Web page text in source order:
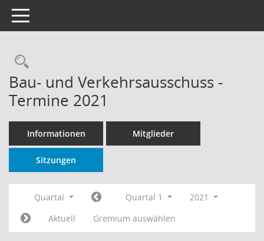
Toggle navigation
Rechercheauswahl
Bau- und Verkehrsausschuss -
Termine 2021
Informationen Mitglieder
Sitzungen
Quartal Quartal 1
2021
Aktuell
Gremium auswählen